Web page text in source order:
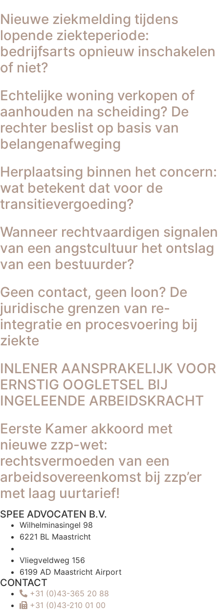
Nieuwe ziekmelding tijdens
lopende ziekteperiode:
bedrijfsarts opnieuw inschakelen
of niet?
Echtelijke woning verkopen of
aanhouden na scheiding? De
rechter beslist op basis van
belangenafweging
Herplaatsing binnen het concern:
wat betekent dat voor de
transitievergoeding?
Wanneer rechtvaardigen signalen
van een angstcultuur het ontslag
van een bestuurder?
Geen contact, geen loon? De
juridische grenzen van re-
integratie en procesvoering bij
ziekte
INLENER AANSPRAKELIJK VOOR
ERNSTIG OOGLETSEL BIJ
INGELEENDE ARBEIDSKRACHT
Eerste Kamer akkoord met
nieuwe zzp-wet:
rechtsvermoeden van een
arbeidsovereenkomst bij zzp’er
met laag uurtarief!
SPEE ADVOCATEN B.V.
Wilhelminasingel 98
6221 BL Maastricht
Vliegveldweg 156
6199 AD Maastricht Airport
CONTACT
+31 (0)43-365 20 88
+31 (0)43-210 01 00